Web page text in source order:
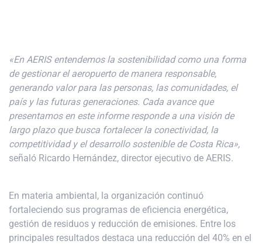
«En AERIS entendemos la sostenibilidad como una forma
de gestionar el aeropuerto de manera responsable,
generando valor para las personas, las comunidades, el
país y las futuras generaciones. Cada avance que
presentamos en este informe responde a una visión de
largo plazo que busca fortalecer la conectividad, la
competitividad y el desarrollo sostenible de Costa Rica»,
señaló Ricardo Hernández, director ejecutivo de AERIS.
En materia ambiental, la organización continuó
fortaleciendo sus programas de eficiencia energética,
gestión de residuos y reducción de emisiones. Entre los
principales resultados destaca una reducción del 40% en el